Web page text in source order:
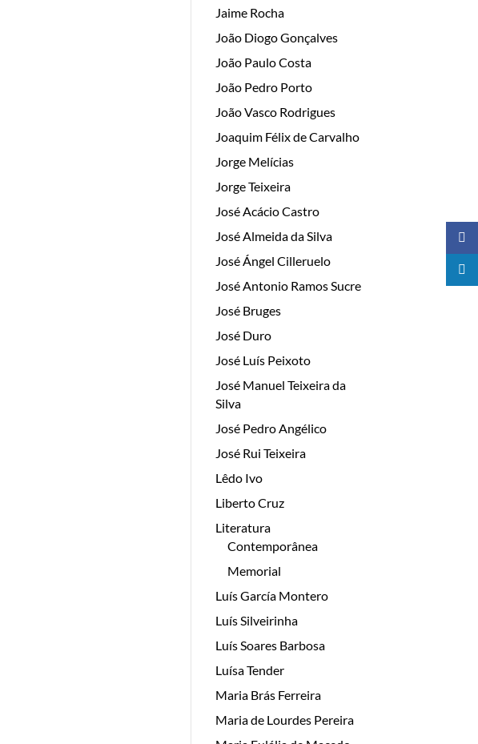
Jaime Rocha
João Diogo Gonçalves
João Paulo Costa
João Pedro Porto
João Vasco Rodrigues
Joaquim Félix de Carvalho
Jorge Melícias
Jorge Teixeira
José Acácio Castro
José Almeida da Silva
José Ángel Cilleruelo
José Antonio Ramos Sucre
José Bruges
José Duro
José Luís Peixoto
José Manuel Teixeira da
Silva
José Pedro Angélico
José Rui Teixeira
Lêdo Ivo
Liberto Cruz
Literatura
Contemporânea
Memorial
Luís García Montero
Luís Silveirinha
Luís Soares Barbosa
Luísa Tender
Maria Brás Ferreira
Maria de Lourdes Pereira